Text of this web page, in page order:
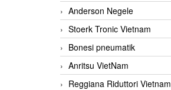
Anderson Negele
Stoerk Tronic Vietnam
Bonesi pneumatik
Anritsu VietNam
Reggiana Riduttori Vietnam